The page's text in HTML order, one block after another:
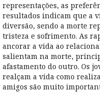
representações, as
resultados indicam que a
diversão, sendo a morte
tristeza e sofrimento. As
ancorar a vida ao
salientam na morte,
afastamento do outro. Os
realçam a vida como
amigos são muito